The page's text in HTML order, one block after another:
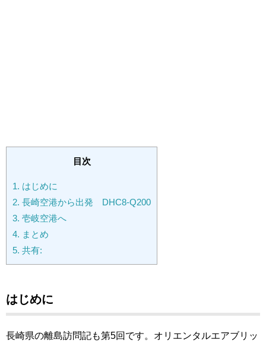
目次
1. はじめに
2. 長崎空港から出発 DHC8-Q200
3. 壱岐空港へ
4. まとめ
5. 共有:
はじめに
長崎県の離島訪問記も第5回です。オリエンタルエアブリッ